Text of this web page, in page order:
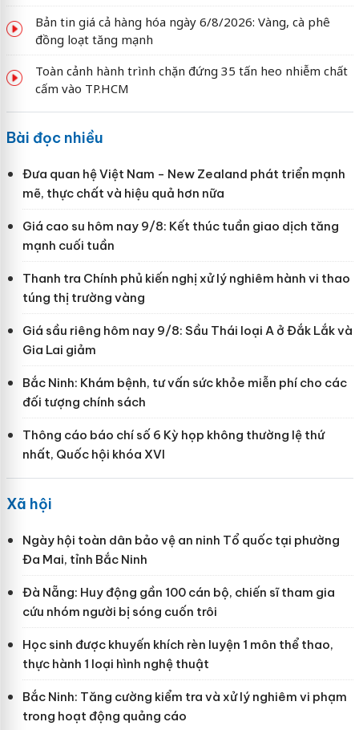
Bản tin giá cả hàng hóa ngày 6/8/2026: Vàng, cà phê
đồng loạt tăng mạnh
Toàn cảnh hành trình chặn đứng 35 tấn heo nhiễm chất
cấm vào TP.HCM
Bài đọc nhiều
Đưa quan hệ Việt Nam - New Zealand phát triển mạnh
mẽ, thực chất và hiệu quả hơn nữa
Giá cao su hôm nay 9/8: Kết thúc tuần giao dịch tăng
mạnh cuối tuần
Thanh tra Chính phủ kiến nghị xử lý nghiêm hành vi thao
túng thị trường vàng
Giá sầu riêng hôm nay 9/8: Sầu Thái loại A ở Đắk Lắk và
Gia Lai giảm
Bắc Ninh: Khám bệnh, tư vấn sức khỏe miễn phí cho các
đối tượng chính sách
Thông cáo báo chí số 6 Kỳ họp không thường lệ thứ
nhất, Quốc hội khóa XVI
Xã hội
Ngày hội toàn dân bảo vệ an ninh Tổ quốc tại phường
Đa Mai, tỉnh Bắc Ninh
Đà Nẵng: Huy động gần 100 cán bộ, chiến sĩ tham gia
cứu nhóm người bị sóng cuốn trôi
Học sinh được khuyến khích rèn luyện 1 môn thể thao,
thực hành 1 loại hình nghệ thuật
Bắc Ninh: Tăng cường kiểm tra và xử lý nghiêm vi phạm
trong hoạt động quảng cáo